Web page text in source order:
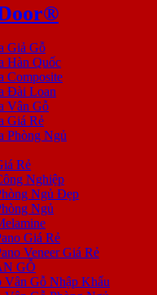
Giả Gỗ
Hàn Quốc
Composite
Đài Loan
Vân Gỗ
Giá Rẻ
Phòng Ngủ
Rẻ
Nghiệp
Ngủ Đẹp
Ngủ
Giá Rẻ
Veneer Giá Rẻ
GỖ
Vân Gỗ Nhập Khẩu